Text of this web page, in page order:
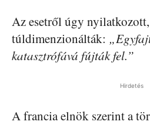
Az esetről úgy
túldimenzionálták:
katasztrófává fújták fel.”
Hirdetés
A francia elnök szerint a